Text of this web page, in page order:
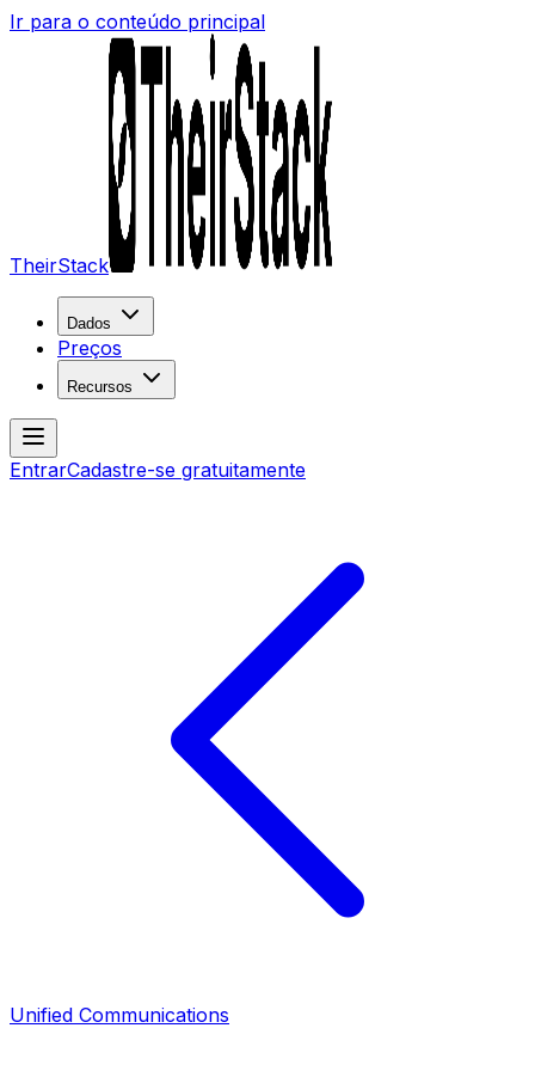
Ir para o conteúdo principal
TheirStack
Dados
Preços
Recursos
EntrarCadastre-se gratuitamente
Unified Communications